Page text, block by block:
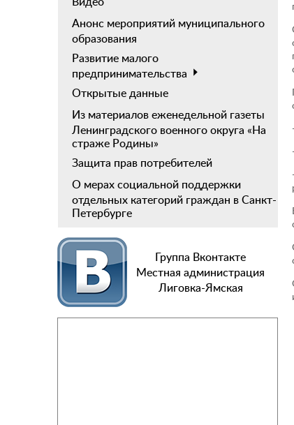
Анонс мероприятий муниципального
образования
Развитие малого
предпринимательства
Открытые данные
Из материалов еженедельной газеты
Ленинградского военного округа «На
страже Родины»
Защита прав потребителей
О мерах социальной поддержки
отдельных категорий граждан в Санкт-
Петербурге
Группа Вконтакте
Местная администрация
Лиговка-Ямская